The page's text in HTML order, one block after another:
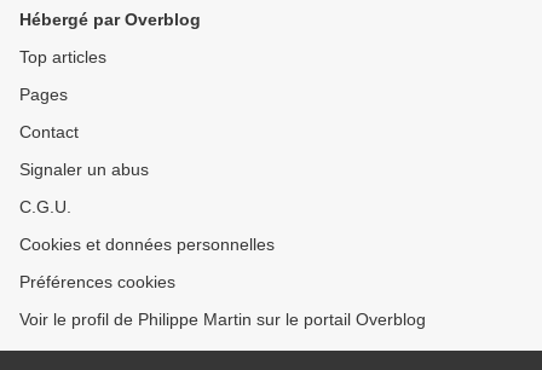
Hébergé par Overblog
Top articles
Pages
Contact
Signaler un abus
C.G.U.
Cookies et données personnelles
Préférences cookies
Voir le profil de Philippe Martin sur le portail Overblog